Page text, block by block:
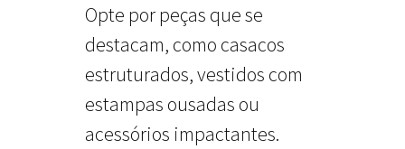
Opte por peças que se
destacam, como casacos
estruturados, vestidos com
estampas ousadas ou
acessórios impactantes.